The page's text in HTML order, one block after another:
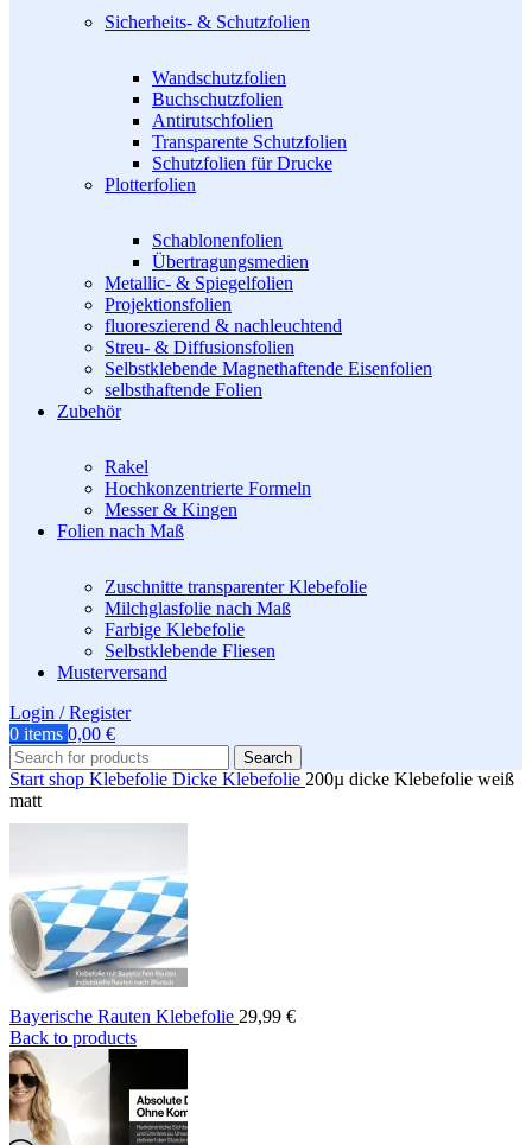
Sicherheits- & Schutzfolien
Wandschutzfolien
Buchschutzfolien
Antirutschfolien
Transparente Schutzfolien
Schutzfolien für Drucke
Plotterfolien
Schablonenfolien
Übertragungsmedien
Metallic- & Spiegelfolien
Projektionsfolien
fluoreszierend & nachleuchtend
Streu- & Diffusionsfolien
Selbstklebende Magnethaftende Eisenfolien
selbsthaftende Folien
Zubehör
Rakel
Hochkonzentrierte Formeln
Messer & Kingen
Folien nach Maß
Zuschnitte transparenter Klebefolie
Milchglasfolie nach Maß
Farbige Klebefolie
Selbstklebende Fliesen
Musterversand
Login / Register
0 items 0,00 €
Search
Start shop Klebefolie Dicke Klebefolie 200µ dicke Klebefolie weiß
matt
Bayerische Rauten Klebefolie 29,99 €
Back to products